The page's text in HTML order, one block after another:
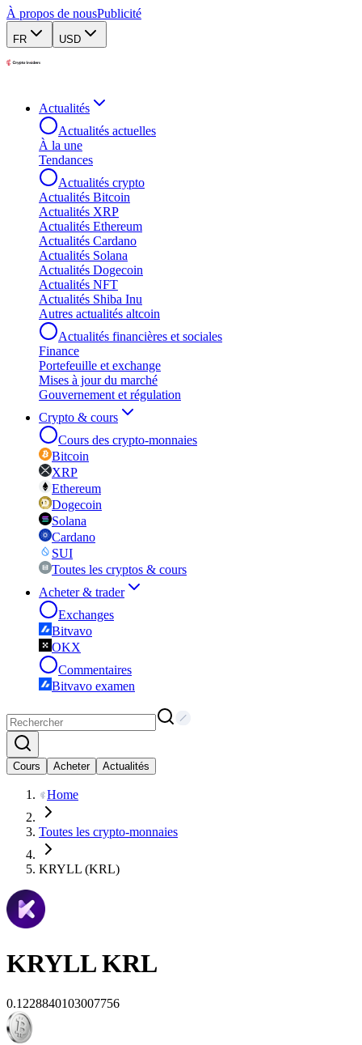
À propos de nousPublicité
FR USD
Actualités
Actualités actuelles
À la une
Tendances
Actualités crypto
Actualités Bitcoin
Actualités XRP
Actualités Ethereum
Actualités Cardano
Actualités Solana
Actualités Dogecoin
Actualités NFT
Actualités Shiba Inu
Autres actualités altcoin
Actualités financières et sociales
Finance
Portefeuille et exchange
Mises à jour du marché
Gouvernement et régulation
Crypto & cours
Cours des crypto-monnaies
Bitcoin
XRP
Ethereum
Dogecoin
Solana
Cardano
SUI
Toutes les cryptos & cours
Acheter & trader
Exchanges
Bitvavo
OKX
Commentaires
Bitvavo examen
Cours Acheter Actualités
Home
Toutes les crypto-monnaies
KRYLL (KRL)
KRYLL KRL
0.1228840103007756